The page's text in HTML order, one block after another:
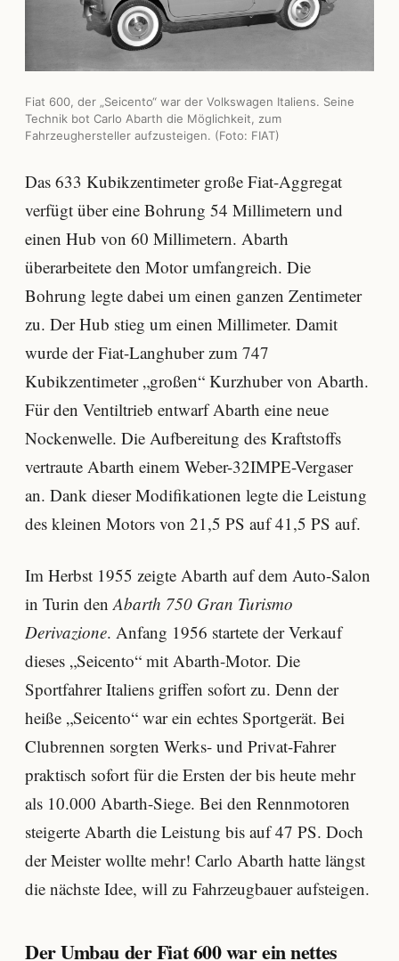
Fiat 600, der „Seicento“ war der Volkswagen Italiens. Seine
Technik bot Carlo Abarth die Möglichkeit, zum
Fahrzeughersteller aufzusteigen. (Foto: FIAT)
Das 633 Kubikzentimeter große Fiat-Aggregat
verfügt über eine Bohrung 54 Millimetern und
einen Hub von 60 Millimetern. Abarth
überarbeitete den Motor umfangreich. Die
Bohrung legte dabei um einen ganzen Zentimeter
zu. Der Hub stieg um einen Millimeter. Damit
wurde der Fiat-Langhuber zum 747
Kubikzentimeter „großen“ Kurzhuber von Abarth.
Für den Ventiltrieb entwarf Abarth eine neue
Nockenwelle. Die Aufbereitung des Kraftstoffs
vertraute Abarth einem Weber-32IMPE-Vergaser
an. Dank dieser Modifikationen legte die Leistung
des kleinen Motors von 21,5 PS auf 41,5 PS auf.
Im Herbst 1955 zeigte Abarth auf dem Auto-Salon
in Turin den Abarth 750 Gran Turismo
Derivazione. Anfang 1956 startete der Verkauf
dieses „Seicento“ mit Abarth-Motor. Die
Sportfahrer Italiens griffen sofort zu. Denn der
heiße „Seicento“ war ein echtes Sportgerät. Bei
Clubrennen sorgten Werks- und Privat-Fahrer
praktisch sofort für die Ersten der bis heute mehr
als 10.000 Abarth-Siege. Bei den Rennmotoren
steigerte Abarth die Leistung bis auf 47 PS. Doch
der Meister wollte mehr! Carlo Abarth hatte längst
die nächste Idee, will zu Fahrzeugbauer aufsteigen.
Der Umbau der Fiat 600 war ein nettes